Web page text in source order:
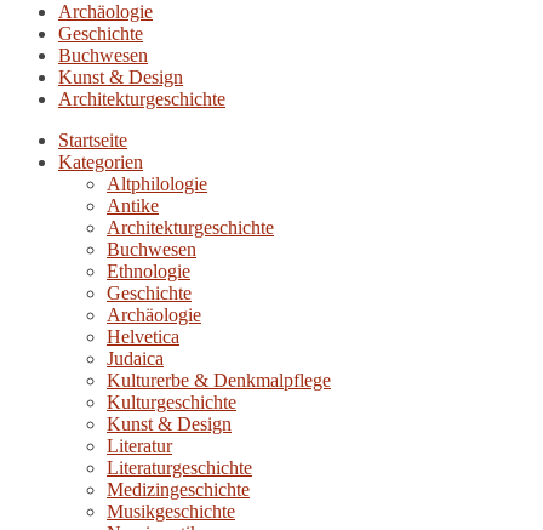
Archäologie
Geschichte
Buchwesen
Kunst & Design
Architekturgeschichte
Startseite
Kategorien
Altphilologie
Antike
Architekturgeschichte
Buchwesen
Ethnologie
Geschichte
Archäologie
Helvetica
Judaica
Kulturerbe & Denkmalpflege
Kulturgeschichte
Kunst & Design
Literatur
Literaturgeschichte
Medizingeschichte
Musikgeschichte